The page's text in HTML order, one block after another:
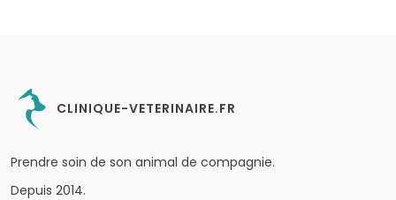
CLINIQUE-VETERINAIRE.FR
Prendre soin de son animal de compagnie.
Depuis 2014.